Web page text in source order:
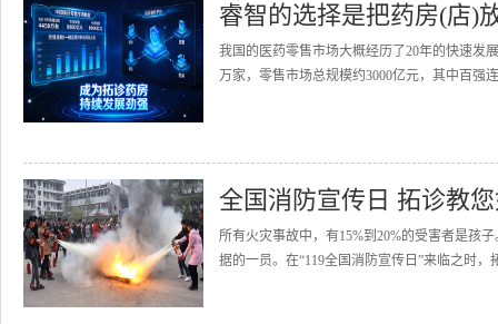
睿智的选择是把药房(店)
我国的医药零售市场大概经历了20年的快速发
万家，零售市场总规模约3000亿元，其中百强
全国消防宣传日 拓诊教
所有火灾事故中，有15%到20%的受害者是孩
据的一员。在“119全国消防宣传日”来临之时